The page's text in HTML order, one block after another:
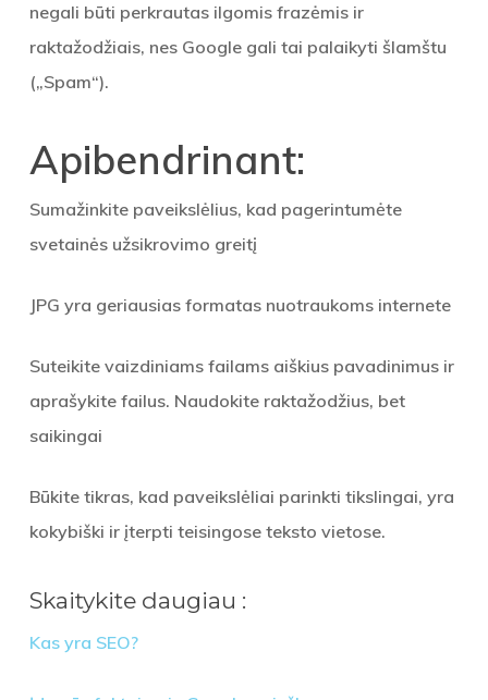
negali būti perkrautas ilgomis frazėmis ir
raktažodžiais, nes Google gali tai palaikyti šlamštu
(„Spam“).
Apibendrinant:
Sumažinkite paveikslėlius, kad pagerintumėte
svetainės užsikrovimo greitį
JPG yra geriausias formatas nuotraukoms internete
Suteikite vaizdiniams failams aiškius pavadinimus ir
aprašykite failus. Naudokite raktažodžius, bet
saikingai
Būkite tikras, kad paveikslėliai parinkti tikslingai, yra
kokybiški ir įterpti teisingose teksto vietose.
Skaitykite daugiau :
Kas yra SEO?